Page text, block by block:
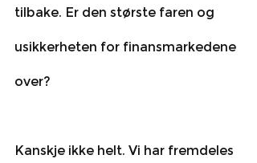
tilbake. Er den største faren og
usikkerheten for finansmarkedene
over?
Kanskje ikke helt. Vi har fremdeles